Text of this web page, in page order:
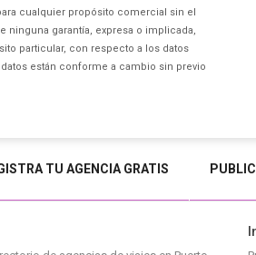
cualquier propósito comercial sin el
ninguna garantía, expresa o implicada,
particular, con respecto a los datos
están conforme a cambio sin previo
TU AGENCIA GRATIS